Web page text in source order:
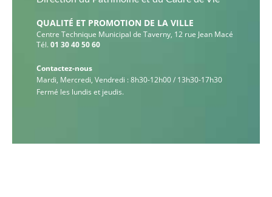
QUALITÉ ET PROMOTION DE LA VILLE
Centre Technique Municipal de Taverny, 12 rue Jean Macé
Tél.01 30 40 50 60
Contactez-nous
Mardi, Mercredi, Vendredi : 8h30-12h00 / 13h30-17h30
Fermé les lundis et jeudis.